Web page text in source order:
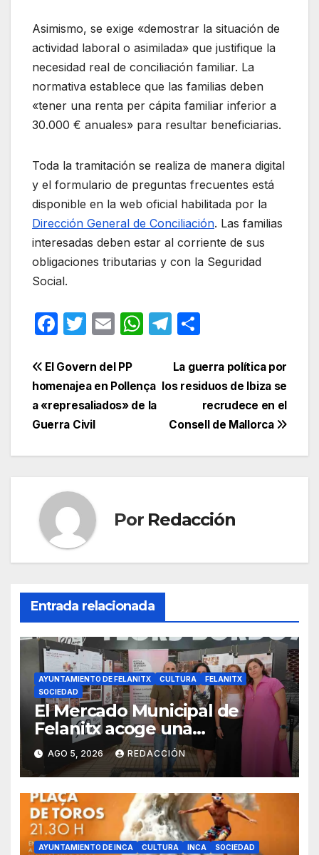
Asimismo, se exige «demostrar la situación de
actividad laboral o asimilada» que justifique la
necesidad real de conciliación familiar. La
normativa establece que las familias deben
«tener una renta per cápita familiar inferior a
30.000 € anuales» para resultar beneficiarias.
Toda la tramitación se realiza de manera digital
y el formulario de preguntas frecuentes está
disponible en la web oficial habilitada por la
Dirección General de Conciliación. Las familias
interesadas deben estar al corriente de sus
obligaciones tributarias y con la Seguridad
Social.
F
c
e
b
o
o
T
itt
er
E
ail
W
s
A
p
T
e
gr
a
m
m
p
ar
tir
Navegación
de
entradas
La guerra política por
los residuos de Ibiza se
recrudece en el
Consell de Mallorca
El Govern del PP
homenajea en Pollença
a «represaliados» de la
Guerra Civil
Por Redacción
Entrada relacionada
AYUNTAMIENTO DE FELANITX CULTURA
FELANITX
SOCIEDAD
El Mercado Municipal de
Felanitx acoge una
exposición con propuestas de
diseño de la EASDIB
AGO 5, 2026 REDACCIÓN
AYUNTAMIENTO DE INCA CULTURA INCA SOCIEDAD